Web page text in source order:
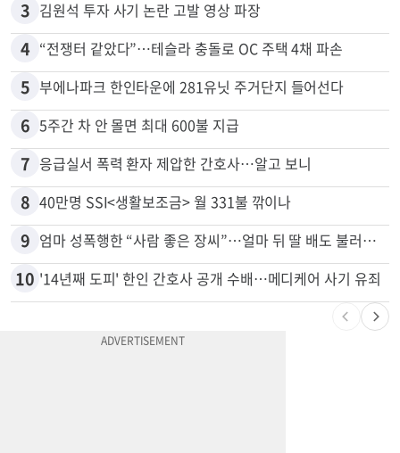
2 “로또, 이 번호 찍지 마라” 물리학자의 당첨금 높이는 비밀
3 김원석 투자 사기 논란 고발 영상 파장
4 “전쟁터 같았다”…테슬라 충돌로 OC 주택 4채 파손
5 부에나파크 한인타운에 281유닛 주거단지 들어선다
6 5주간 차 안 몰면 최대 600불 지급
7 응급실서 폭력 환자 제압한 간호사…알고 보니
8 40만명 SSI<생활보조금> 월 331불 깎이나
9 엄마 성폭행한 “사람 좋은 장씨”…얼마 뒤 딸 배도 불러왔다
'14년째 도피' 한인 간호사 공개 수배…메디케어 사기 유죄